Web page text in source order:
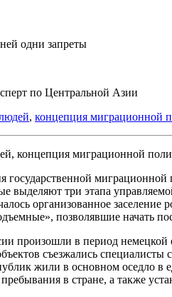
одни запреты
по Центральной Азии
, концепция миграционной
миграционной
выделяют три этапа
организованное
позволявшие начать
произошли в период
съезжались
жили в основном оседло
в стране, а также